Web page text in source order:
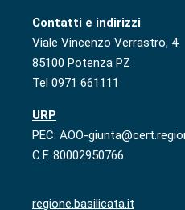
Contatti e indirizzi
Viale Vincenzo Verrastro, 4
85100 Potenza PZ
Tel 0971 661111
URP
PEC: AOO-
C.F. 80002950766
regione.basilicata.it